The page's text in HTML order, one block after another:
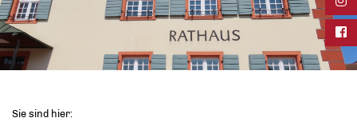
Sie sind hier: